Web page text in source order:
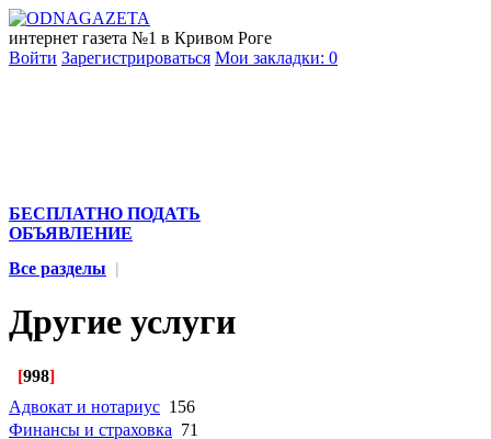
интернет газета №1 в Кривом Роге
Войти Зарегистрироваться Мои закладки: 0
БЕСПЛАТНО ПОДАТЬ
ОБЪЯВЛЕНИЕ
Все разделы |
Другие услуги
[998]
Адвокат и нотариус 156
Финансы и страховка 71